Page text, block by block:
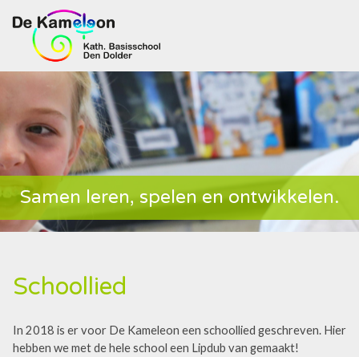
Samen leren, spelen en ontwikkelen.
Schoollied
In 2018 is er voor De Kameleon een schoollied geschreven. Hier
hebben we met de hele school een Lipdub van gemaakt!